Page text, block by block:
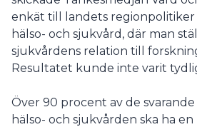
enkät till landets regionpolitiker
hälso- och sjukvård, där man
sjukvårdens relation till
Resultatet kunde inte varit
Över 90 procent av de
hälso- och sjukvården ska ha